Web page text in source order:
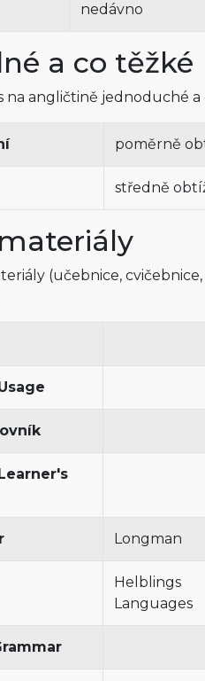
nedávno
a co těžké
na angličtině jednoduché a
poměrně
středně
(učebnice,
Longman
Helblings
Languages